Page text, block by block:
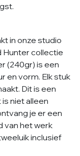
in onze studio
Hunter collectie
(240gr) is een
en vorm. Elk stuk
Dit is een
niet alleen
je er een
van het werk
inclusief